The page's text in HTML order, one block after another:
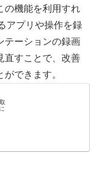
の機能を利用すれ
アプリや操作を録
テーションの録画
直すことで、改善
できます。